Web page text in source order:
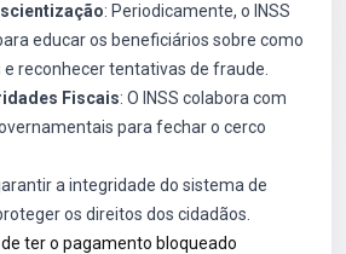
: Periodicamente, o INSS
educar os beneficiários sobre como
reconhecer tentativas de fraude.
Fiscais: O INSS colabora com
para fechar o cerco
a integridade do sistema de
os direitos dos cidadãos.
ter o pagamento bloqueado